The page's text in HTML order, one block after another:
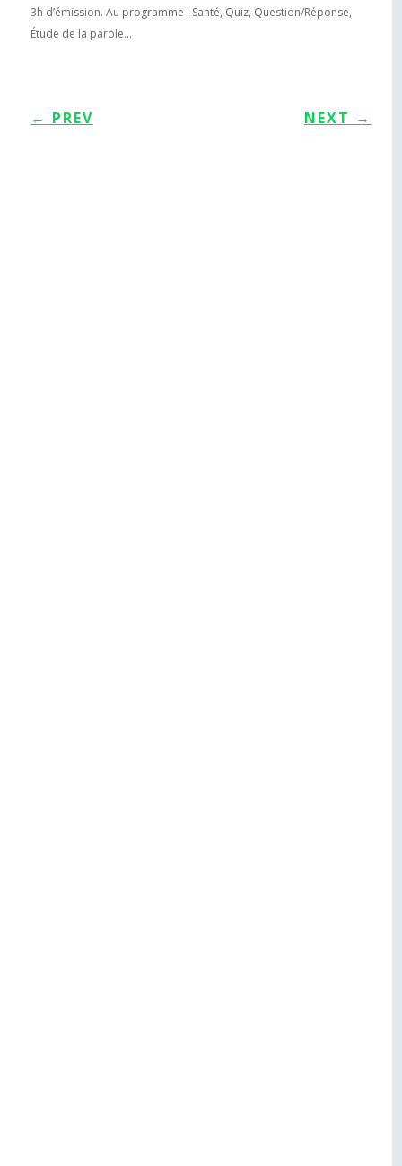
3h d’émission. Au programme : Santé, Quiz, Question/Réponse,
Étude de la parole…
← PREV NEXT →